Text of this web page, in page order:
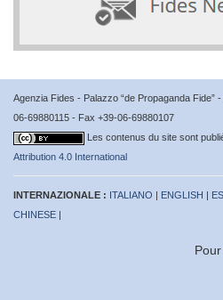
Agenzia Fides - Palazzo “de Propaganda Fide”
06-69880115 - Fax +39-06-69880107
Les contenus du site sont
Attribution 4.0 International
INTERNAZIONALE : ITALIANO | ENGLISH |
CHINESE |